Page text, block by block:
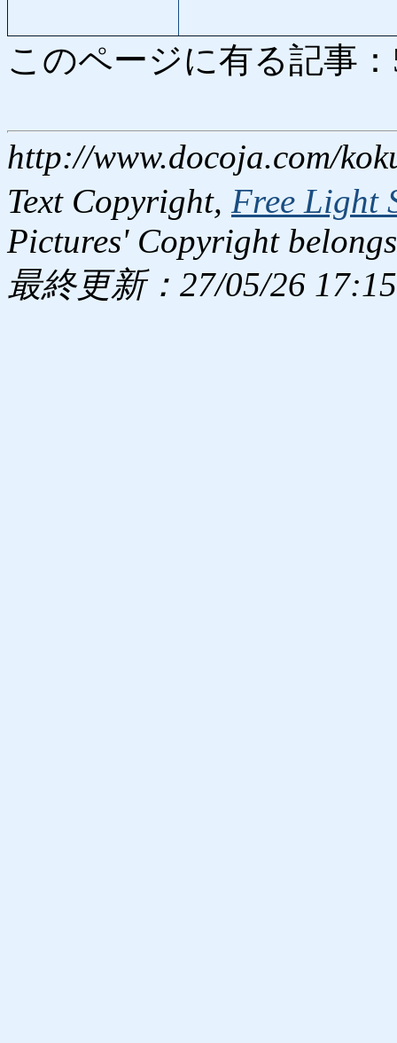
このページに有る記事
http://www.docoja.com/
Text Copyright, Free Light
Pictures' Copyright
最終更新：27/05/26 17:15